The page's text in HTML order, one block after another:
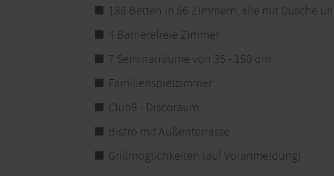
188 Betten in 56 Zimmern, alle mit Dusche
4 Barrierefreie Zimmer
7 Seminarräume von 35 - 150 qm
Familienspielzimmer
Club9 - Discoraum
Bistro mit Außenterrasse
Grillmöglichkeiten (auf Voranmeldung)